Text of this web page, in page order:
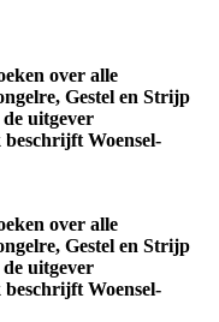
over alle
Gestel en Strijp
uitgever
beschrijft Woensel-
over alle
Gestel en Strijp
uitgever
beschrijft Woensel-